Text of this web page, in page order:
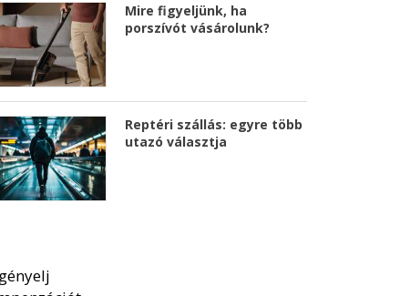
Mire figyeljünk, ha
porszívót vásárolunk?
Reptéri szállás: egyre több
utazó választja